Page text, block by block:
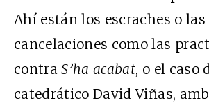
Ahí están los escraches o las
cancelaciones como las
contraS’ha acabat, o el caso
catedrático David Viñas,